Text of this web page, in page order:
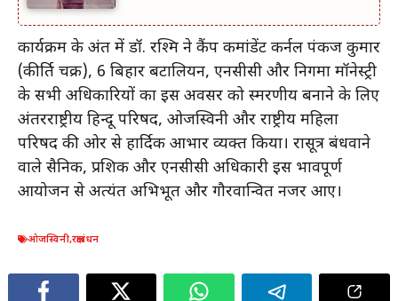
कार्यक्रम के अंत में डॉ. रश्मि ने कैंप कमांडेंट कर्नल पंकज कुमार
(कीर्ति चक्र), 6 बिहार बटालियन, एनसीसी और निगमा मॉनेस्ट्री
के सभी अधिकारियों का इस अवसर को स्मरणीय बनाने के लिए
अंतरराष्ट्रीय हिन्दू परिषद, ओजस्विनी और राष्ट्रीय महिला
परिषद की ओर से हार्दिक आभार व्यक्त किया। रक्षासूत्र बंधवाने
वाले सैनिक, प्रशिक्षक और एनसीसी अधिकारी इस भावपूर्ण
आयोजन से अत्यंत अभिभूत और गौरवान्वित नजर आए।
ओजस्विनी,रक्षाबंधन